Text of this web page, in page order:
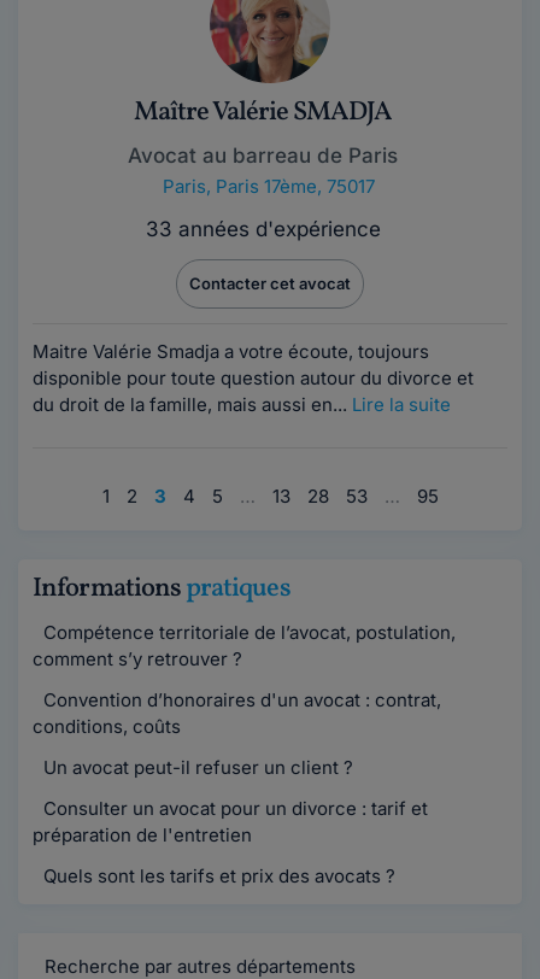
Maître Valérie SMADJA
Avocat au barreau de Paris
Paris, Paris 17ème, 75017
33 années d'expérience
Contacter cet avocat
Maitre Valérie Smadja a votre écoute, toujours
disponible pour toute question autour du divorce et
du droit de la famille, mais aussi en... Lire la suite
1 2 3 4 5 … 13 28 53 … 95
Informationspratiques
Compétence territoriale de l’avocat, postulation,
comment s’y retrouver ?
Convention d’honoraires d'un avocat : contrat,
conditions, coûts
Un avocat peut-il refuser un client ?
Consulter un avocat pour un divorce : tarif et
préparation de l'entretien
Quels sont les tarifs et prix des avocats ?
Recherche par autres départements